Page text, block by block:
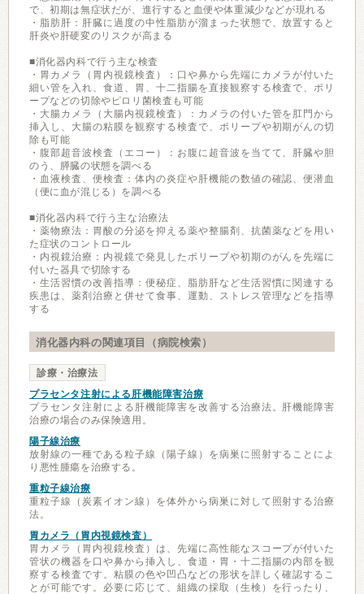
で、初期は無症状だが、進行すると血便や体重減少などが現れる
・脂肪肝：肝臓に過度の中性脂肪が溜まった状態で、放置すると
肝炎や肝硬変のリスクが高まる
■消化器内科で行う主な検査
・胃カメラ（胃内視鏡検査）：口や鼻から先端にカメラが付いた
細い管を入れ、食道、胃、十二指腸を直接観察する検査で、ポリ
ープなどの切除やピロリ菌検査も可能
・大腸カメラ（大腸内視鏡検査）：カメラの付いた管を肛門から
挿入し、大腸の粘膜を観察する検査で、ポリープや初期がんの切
除も可能
・腹部超音波検査（エコー）：お腹に超音波を当てて、肝臓や胆
のう、膵臓の状態を調べる
・血液検査、便検査：体内の炎症や肝機能の数値の確認、便潜血
（便に血が混じる）を調べる
■消化器内科で行う主な治療法
・薬物療法：胃酸の分泌を抑える薬や整腸剤、抗菌薬などを用い
た症状のコントロール
・内視鏡治療：内視鏡で発見したポリープや初期のがんを先端に
付いた器具で切除する
・生活習慣の改善指導：便秘症、脂肪肝など生活習慣に関連する
疾患は、薬剤治療と併せて食事、運動、ストレス管理などを指導
する
消化器内科の関連項目（病院検索）
診療・治療法
プラセンタ注射による肝機能障害治療
プラセンタ注射による肝機能障害を改善する治療法。肝機能障害
治療の場合のみ保険適用。
陽子線治療
放射線の一種である粒子線（陽子線）を病巣に照射することによ
り悪性腫瘍を治療する。
重粒子線治療
重粒子線（炭素イオン線）を体外から病巣に対して照射する治療
法。
胃カメラ（胃内視鏡検査）
胃カメラ（胃内視鏡検査）は、先端に高性能なスコープが付いた
管状の機器を口や鼻から挿入し、食道・胃・十二指腸の内部を観
察する検査です。粘膜の色や凹凸などの形状を詳しく確認するこ
とが可能です。必要に応じて、組織の採取（生検）を行ったり、